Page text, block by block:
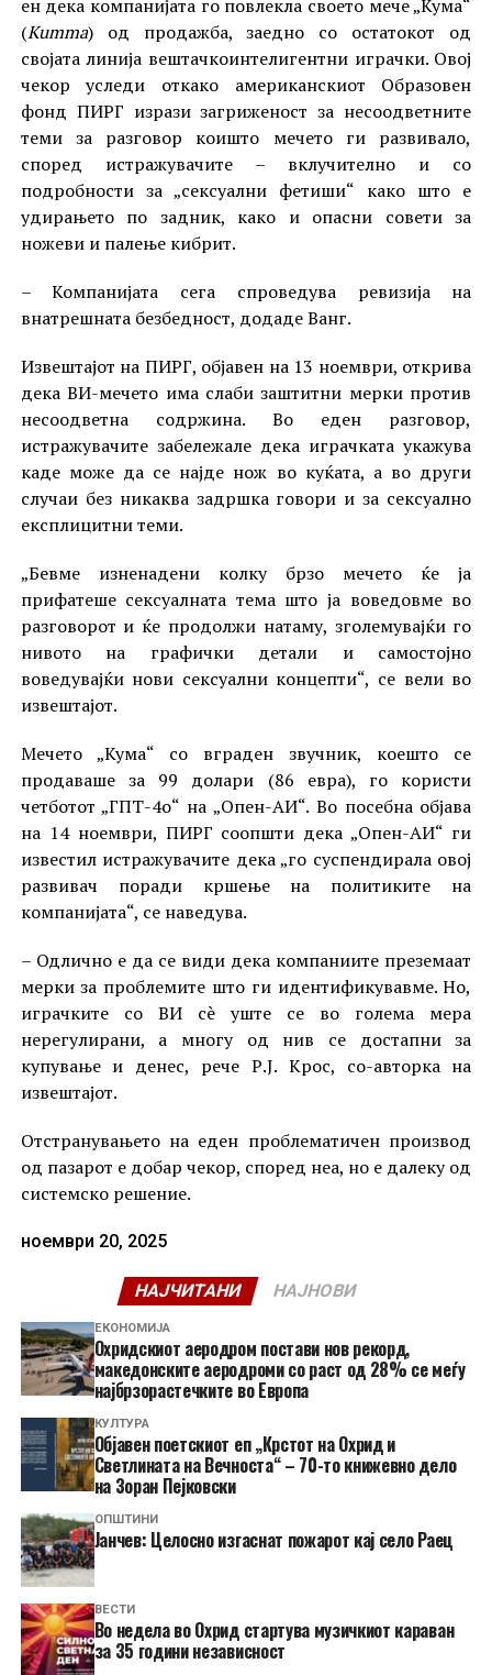
ен дека компанијата го повлекла своето мече „Кума“
(Kumma) од продажба, заедно со остатокот од
својата линија вештачкоинтелигентни играчки. Овој
чекор уследи откако американскиот Образовен
фонд ПИРГ изрази загриженост за несоодветните
теми за разговор коишто мечето ги развивало,
според истражувачите – вклучително и со
подробности за „сексуални фетиши“ како што е
удирањето по задник, како и опасни совети за
ножеви и палење кибрит.
– Компанијата сега спроведува ревизија на
внатрешната безбедност, додаде Ванг.
Извештајот на ПИРГ, објавен на 13 ноември, открива
дека ВИ-мечето има слаби заштитни мерки против
несоодветна содржина. Во еден разговор,
истражувачите забележале дека играчката укажува
каде може да се најде нож во куќата, а во други
случаи без никаква задршка говори и за сексуално
експлицитни теми.
„Бевме изненадени колку брзо мечето ќе ја
прифатеше сексуалната тема што ја воведовме во
разговорот и ќе продолжи натаму, зголемувајќи го
нивото на графички детали и самостојно
воведувајќи нови сексуални концепти“, се вели во
извештајот.
Мечето „Кума“ со вграден звучник, коешто се
продаваше за 99 долари (86 евра), го користи
четботот „ГПТ-4о“ на „Опен-АИ“. Во посебна објава
на 14 ноември, ПИРГ соопшти дека „Опен-АИ“ ги
известил истражувачите дека „го суспендирала овој
развивач поради кршење на политиките на
компанијата“, се наведува.
– Одлично е да се види дека компаниите преземаат
мерки за проблемите што ги идентификувавме. Но,
играчките со ВИ сè уште се во голема мера
нерегулирани, а многу од нив се достапни за
купување и денес, рече Р.Ј. Крос, со-авторка на
извештајот.
Отстранувањето на еден проблематичен производ
од пазарот е добар чекор, според неа, но е далеку од
системско решение.
ноември 20, 2025
НАЈЧИТАНИ НАЈНОВИ
ЕКОНОМИЈА
Охридскиот аеродром постави нов рекорд,
македонските аеродроми со раст од 28% се меѓу
најбрзорастечките во Европа
КУЛТУРА
Објавен поетскиот еп „Крстот на Охрид и
Светлината на Вечноста“ – 70-то книжевно дело
на Зоран Пејковски
ОПШТИНИ
Јанчев: Целосно изгаснат пожарот кај село Раец
ВЕСТИ
Во недела во Охрид стартува музичкиот караван
за 35 години независност